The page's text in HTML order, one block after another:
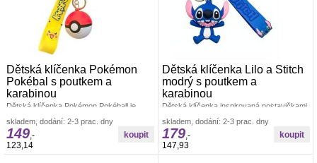
Dětská klíčenka Pokémon
Pokébal s poutkem a
karabinou
Dětská klíčenka Pokémon Pokéball je
světa Pokémonů.Pokéball je jedním
skladem, dodání: 2-3 prac. dny
149 ,-
123,14
Dětská klíčenka Lilo a Stitch
modrý s poutkem a
karabinou
Dětská klíčenka inspirovaná postavičkami
je vyrobena z měkkého a odolného
skladem, dodání: 2-3 prac. dny
179,-
147,93